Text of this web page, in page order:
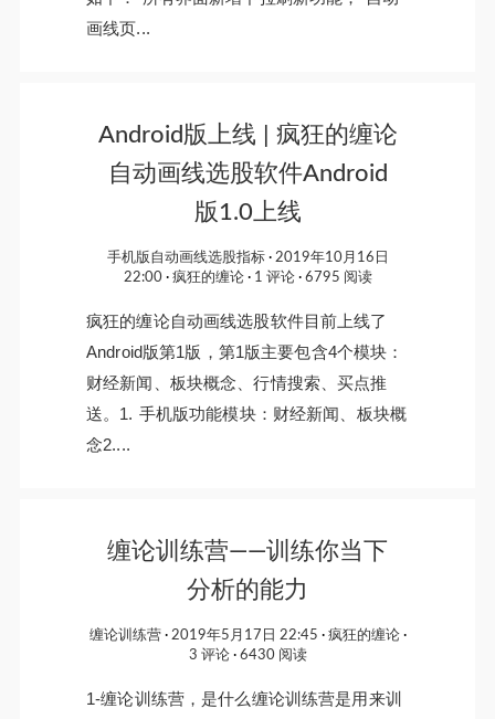
画线页...
Android版上线 | 疯狂的缠论
自动画线选股软件Android
版1.0上线
手机版自动画线选股指标
2019年10月16日
22:00
疯狂的缠论 1 评论 6795 阅读
疯狂的缠论自动画线选股软件目前上线了
Android版第1版，第1版主要包含4个模块：
财经新闻、板块概念、行情搜索、买点推
送。1. 手机版功能模块：财经新闻、板块概
念2....
缠论训练营——训练你当下
分析的能力
缠论训练营 2019年5月17日 22:45
疯狂的缠论
3 评论
6430 阅读
1-缠论训练营，是什么缠论训练营是用来训